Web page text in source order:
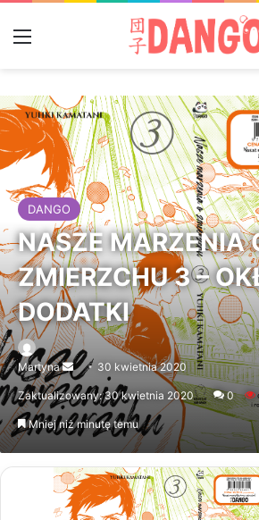
DANGO
NASZE MARZENIA
ZMIERZCHU 3 –
DODATKI
Martyna
Send
an
email
30 kwietnia 2020
Zaktualizowany: 30 kwietnia 2020 0
Mniej niż minutę temu